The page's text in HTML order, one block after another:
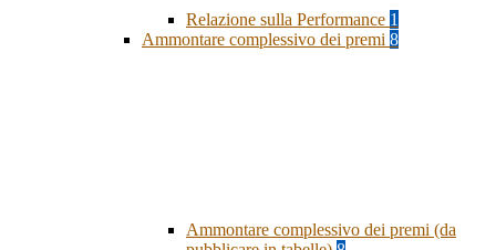
Relazione sulla Performance 1
Ammontare complessivo dei premi 8
Ammontare complessivo dei premi (da